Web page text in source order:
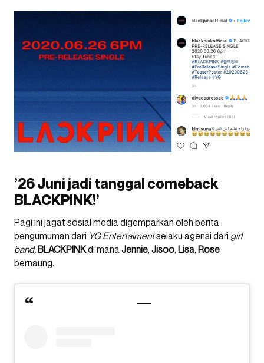
’26 Juni jadi tanggal comeback
BLACKPINK!’
Pagi ini jagat sosial media digemparkan oleh berita
pengumuman dari YG Entertaimentselaku agensi dari girl
band, BLACKPINKdi manaJennie, Jisoo, Lisa, Rose
bernaung.